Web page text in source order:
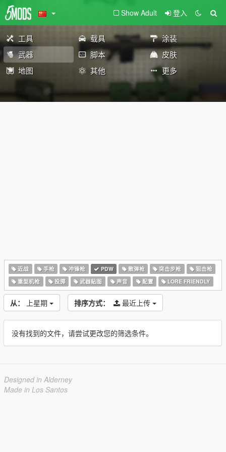
Show Adult 登入
工具 载具
涂装
武器
脚本
皮肤
地图
其他 更多
近战 手枪 冲锋枪 PDW 散弹枪 突击步枪
狙击枪
重型机枪
投掷 武器贴图 声音 配置 LORE FRIENDLY
从： 上星期 排序方式： 最近上传
没有找到的文件，请尝试更改您的筛选条件。
Designed in Alderney
Made in Los Santos